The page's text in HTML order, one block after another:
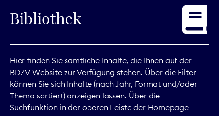
Service
Digitales
Kommunikation
Bibliothek
Hier finden Sie sämtliche Inhalte, die Ihnen auf der
BDZV-Website zur Verfügung stehen. Über die Filter
können Sie sich Inhalte (nach Jahr, Format und/oder
Thema sortiert) anzeigen lassen. Über die
Suchfunktion in der oberen Leiste der Homepage